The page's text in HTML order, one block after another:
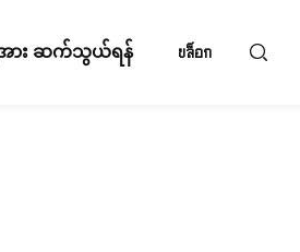
ား ဆက်သွယ်ရန် บล็อก